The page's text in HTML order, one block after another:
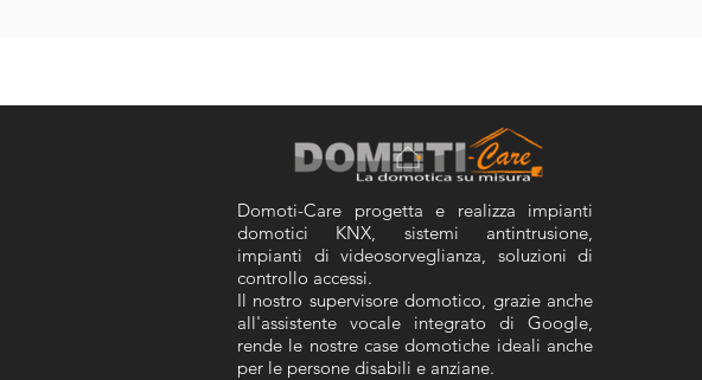
Domoti-Care progetta e realizza impianti
domotici KNX, sistemi antintrusione,
impianti di videosorveglianza, soluzioni di
controllo accessi.
Il nostro supervisore domotico, grazie anche
all'assistente vocale integrato di Google,
rende le nostre case domotiche ideali anche
per le persone disabili e anziane.​